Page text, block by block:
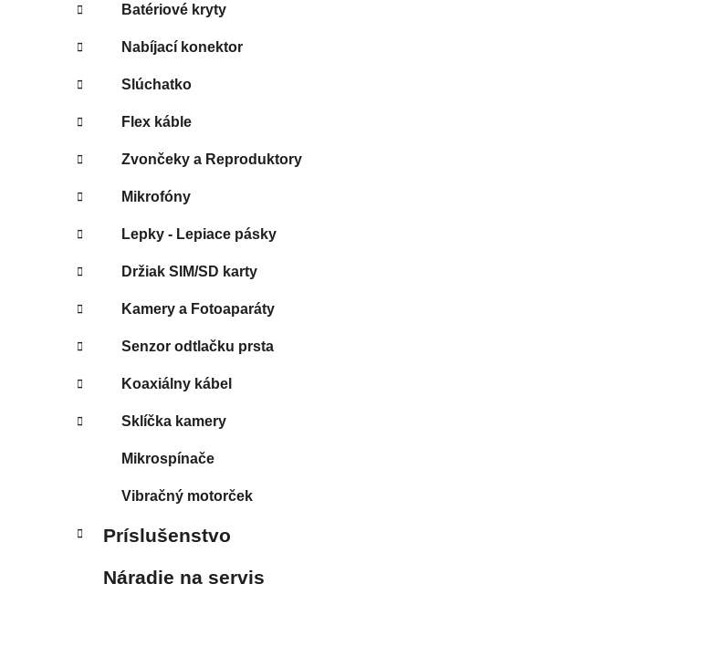
Batériové kryty
Nabíjací konektor
Slúchatko
Flex káble
Zvončeky a Reproduktory
Mikrofóny
Lepky - Lepiace pásky
Držiak SIM/SD karty
Kamery a Fotoaparáty
Senzor odtlačku prsta
Koaxiálny kábel
Sklíčka kamery
Mikrospínače
Vibračný motorček
Príslušenstvo
Náradie na servis